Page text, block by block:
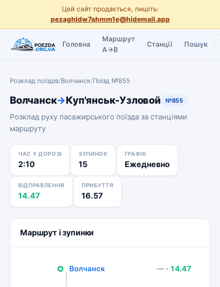
Цей сайт продається, пишіть:
pezaghldw7ahmm1e@hidemail.app
Головна
Маршрут
A→B
Станції Пошук
Розклад поїздів/Волчанск/Поїзд №855
Волчанск→Куп'янськ-Узловой №855
Розклад руху пасажирського поїзда за станціями
маршруту
ЧАС У ДОРОЗІ
2:10
ЗУПИНОК
15
ГРАФІК
Ежедневно
ВІДПРАВЛЕННЯ
14.47
ПРИБУТТЯ
16.57
Маршрут і зупинки
Волчанск — · 14.47